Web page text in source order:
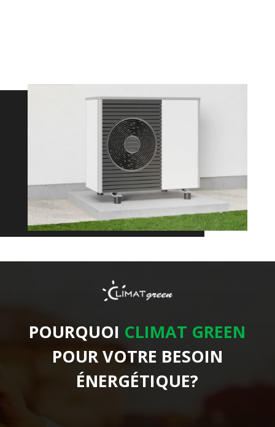
POURQUOI CLIMAT GREEN
POUR VOTRE BESOIN
ÉNERGÉTIQUE?